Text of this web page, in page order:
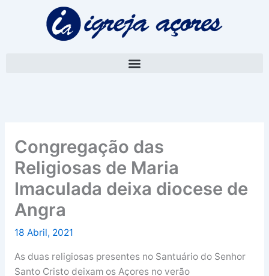
Congregação das
Religiosas de Maria
Imaculada deixa diocese de
Angra
18 Abril, 2021
As duas religiosas presentes no Santuário do Senhor
Santo Cristo deixam os Açores no verão